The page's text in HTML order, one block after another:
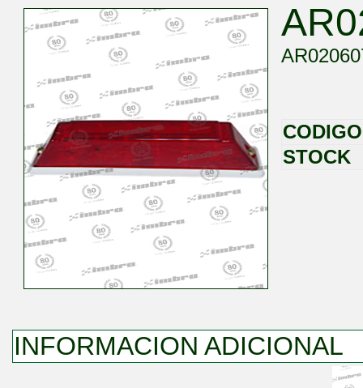
CODIGO
STOCK
INFORMACION ADICIONAL